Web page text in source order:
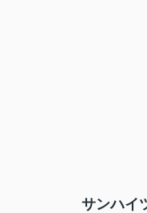
サンハイ